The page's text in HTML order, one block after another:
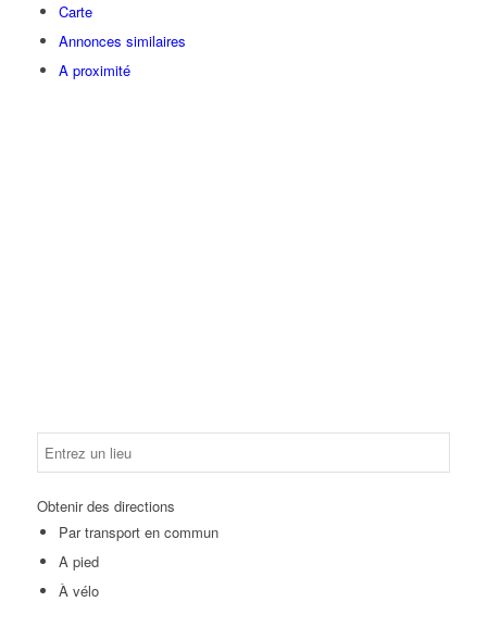
Carte
Annonces similaires
A proximité
Obtenir des directions
Par transport en commun
A pied
À vélo